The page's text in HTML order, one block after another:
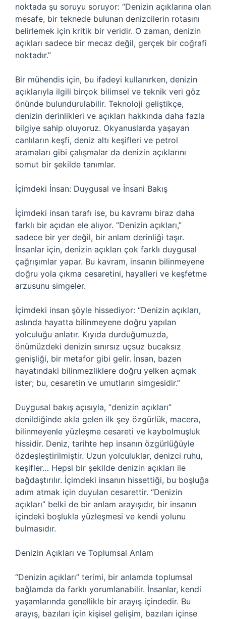
noktada şu soruyu soruyor: “Denizin açıklarına olan
mesafe, bir teknede bulunan denizcilerin rotasını
belirlemek için kritik bir veridir. O zaman, denizin
açıkları sadece bir mecaz değil, gerçek bir coğrafi
noktadır.”
Bir mühendis için, bu ifadeyi kullanırken, denizin
açıklarıyla ilgili birçok bilimsel ve teknik veri göz
önünde bulundurulabilir. Teknoloji geliştikçe,
denizin derinlikleri ve açıkları hakkında daha fazla
bilgiye sahip oluyoruz. Okyanuslarda yaşayan
canlıların keşfi, deniz altı keşifleri ve petrol
aramaları gibi çalışmalar da denizin açıklarını
somut bir şekilde tanımlar.
İçimdeki İnsan: Duygusal ve İnsani Bakış
İçimdeki insan tarafı ise, bu kavramı biraz daha
farklı bir açıdan ele alıyor. “Denizin açıkları,”
sadece bir yer değil, bir anlam derinliği taşır.
İnsanlar için, denizin açıkları çok farklı duygusal
çağrışımlar yapar. Bu kavram, insanın bilinmeyene
doğru yola çıkma cesaretini, hayalleri ve keşfetme
arzusunu simgeler.
İçimdeki insan şöyle hissediyor: “Denizin açıkları,
aslında hayatta bilinmeyene doğru yapılan
yolculuğu anlatır. Kıyıda durduğumuzda,
önümüzdeki denizin sınırsız uçsuz bucaksız
genişliği, bir metafor gibi gelir. İnsan, bazen
hayatındaki bilinmezliklere doğru yelken açmak
ister; bu, cesaretin ve umutların simgesidir.”
Duygusal bakış açısıyla, “denizin açıkları”
denildiğinde akla gelen ilk şey özgürlük, macera,
bilinmeyenle yüzleşme cesareti ve kaybolmuşluk
hissidir. Deniz, tarihte hep insanın özgürlüğüyle
özdeşleştirilmiştir. Uzun yolculuklar, denizci ruhu,
keşifler… Hepsi bir şekilde denizin açıkları ile
bağdaştırılır. İçimdeki insanın hissettiği, bu boşluğa
adım atmak için duyulan cesarettir. “Denizin
açıkları” belki de bir anlam arayışıdır, bir insanın
içindeki boşlukla yüzleşmesi ve kendi yolunu
bulmasıdır.
Denizin Açıkları ve Toplumsal Anlam
“Denizin açıkları” terimi, bir anlamda toplumsal
bağlamda da farklı yorumlanabilir. İnsanlar, kendi
yaşamlarında genellikle bir arayış içindedir. Bu
arayış, bazıları için kişisel gelişim, bazıları içinse